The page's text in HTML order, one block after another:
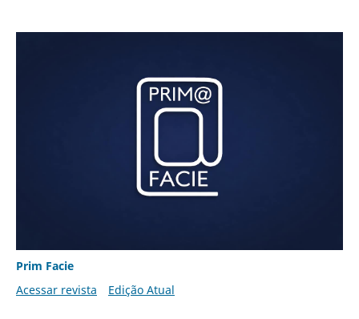
Prim Facie
Acessar revista
Edição Atual